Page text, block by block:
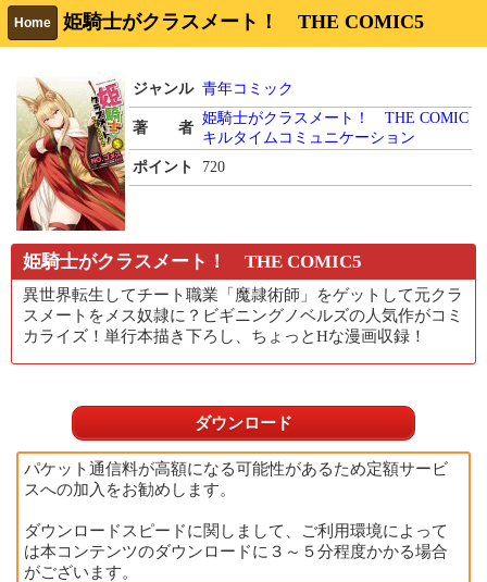
Home 姫騎士がクラスメート！ THE COMIC5
ジャンル 青年コミック
著 者
姫騎士がクラスメート！ THE COMIC
キルタイムコミュニケーション
ポイント
720
姫騎士がクラスメート！ THE COMIC5
異世界転生してチート職業「魔隷術師」をゲットして元クラ
スメートをメス奴隷に？ビギニングノベルズの人気作がコミ
カライズ！単行本描き下ろし、ちょっとHな漫画収録！
ダウンロード
パケット通信料が高額になる可能性があるため定額サービ
スへの加入をお勧めします。
ダウンロードスピードに関しまして、ご利用環境によって
は本コンテンツのダウンロードに３～５分程度かかる場合
がございます。